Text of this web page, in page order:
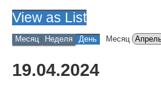
View as List
Месяц Неделя День Месяц
19.04.2024